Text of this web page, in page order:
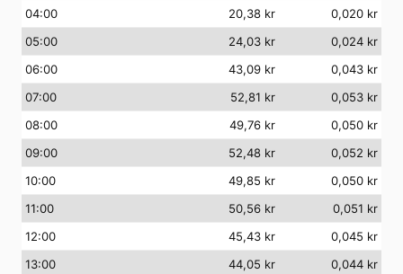
04:00 20,38 kr
0,020 kr
05:00 24,03 kr
0,024 kr
06:00 43,09 kr
0,043 kr
07:00 52,81 kr
0,053 kr
08:00 49,76 kr
0,050 kr
09:00 52,48 kr
0,052 kr
10:00 49,85 kr
0,050 kr
11:00 50,56 kr
0,051 kr
12:00 45,43 kr
0,045 kr
13:00 44,05 kr
0,044 kr